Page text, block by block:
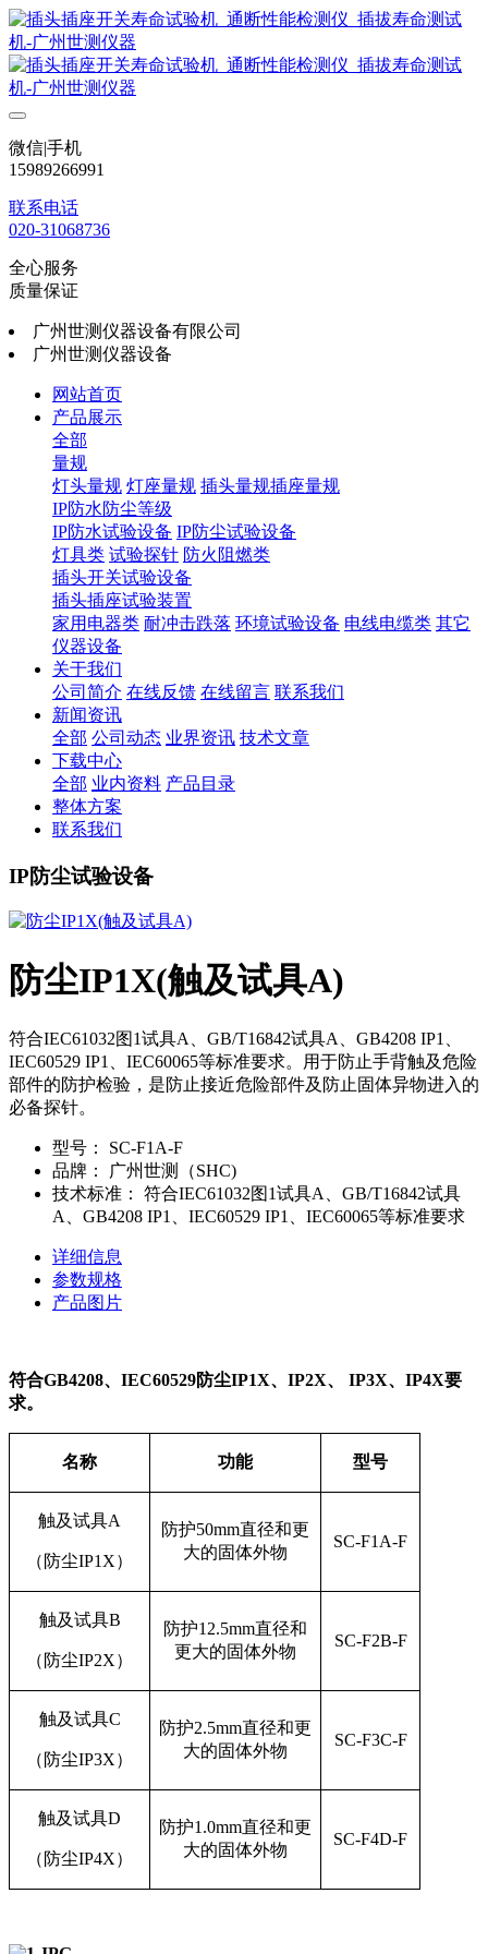
微信|手机
15989266991
联系电话
020-31068736
全心服务
质量保证
广州世测仪器设备有限公司
广州世测仪器设备
网站首页
产品展示
全部
量规
灯头量规 灯座量规 插头量规插座量规
IP防水防尘等级
IP防水试验设备 IP防尘试验设备
灯具类 试验探针 防火阻燃类
插头开关试验设备
插头插座试验装置
家用电器类 耐冲击跌落 环境试验设备 电线电缆类 其它
仪器设备
关于我们
公司简介 在线反馈 在线留言 联系我们
新闻资讯
全部 公司动态 业界资讯 技术文章
下载中心
全部 业内资料 产品目录
整体方案
联系我们
IP防尘试验设备
防尘IP1X(触及试具A)
符合IEC61032图1试具A、GB/T16842试具A、GB4208 IP1、
IEC60529 IP1、IEC60065等标准要求。用于防止手背触及危险
部件的防护检验，是防止接近危险部件及防止固体异物进入的
必备探针。
型号：
SC-F1A-F
品牌：
广州世测（SHC)
技术标准：
符合IEC61032图1试具A、GB/T16842试具
A、GB4208 IP1、IEC60529 IP1、IEC60065等标准要求
详细信息
参数规格
产品图片
符合GB4208、IEC60529防尘IP1X、IP2X、 IP3X、IP4X要
求。
名称 功能 型号
触及试具A
（防尘IP1X）
防护50mm直径和更
大的固体外物
SC-F1A-F
触及试具B
（防尘IP2X）
防护12.5mm直径和
更大的固体外物
SC-F2B-F
触及试具C
（防尘IP3X）
防护2.5mm直径和更
大的固体外物
SC-F3C-F
触及试具D
（防尘IP4X）
防护1.0mm直径和更
大的固体外物
SC-F4D-F